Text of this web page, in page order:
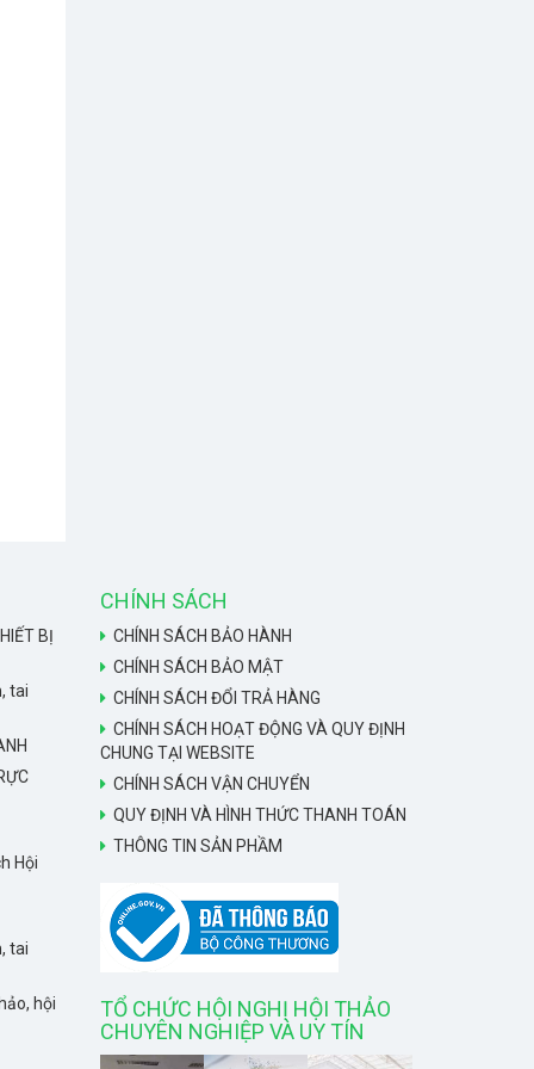
BỊ
tai
Hội
tai
hội
CHÍNH SÁCH
CHÍNH SÁCH BẢO HÀNH
CHÍNH SÁCH BẢO MẬT
CHÍNH SÁCH ĐỔI TRẢ HÀNG
CHÍNH SÁCH HOẠT ĐỘNG VÀ QUY ĐỊNH
CHUNG TẠI WEBSITE
CHÍNH SÁCH VẬN CHUYỂN
QUY ĐỊNH VÀ HÌNH THỨC THANH TOÁN
THÔNG TIN SẢN PHẦM
TỔ CHỨC HỘI NGHỊ HỘI THẢO
CHUYÊN NGHIỆP VÀ UY TÍN